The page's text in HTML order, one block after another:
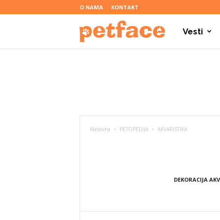
O NAMA KONTAKT
Vesti
Naslovna PETOPEDIJA AKVARISTIKA
DEKORACIJA